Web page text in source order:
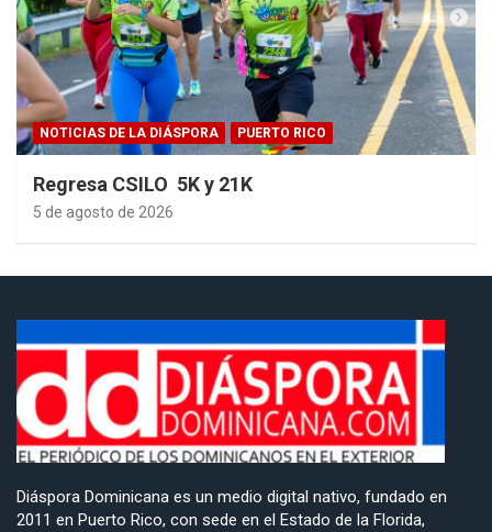
NOTICIAS DE LA DIÁSPORA PUERTO RICO
Regresa CSILO 5K y 21K
5 de agosto de 2026
Diáspora Dominicana es un medio digital nativo, fundado en
2011 en Puerto Rico, con sede en el Estado de la Florida,